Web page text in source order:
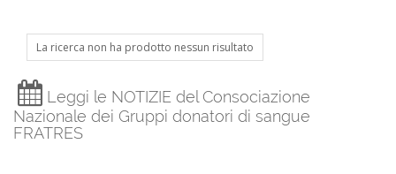
La ricerca non ha prodotto nessun risultato
Leggi le NOTIZIE del Consociazione
Nazionale dei Gruppi donatori di sangue
FRATRES